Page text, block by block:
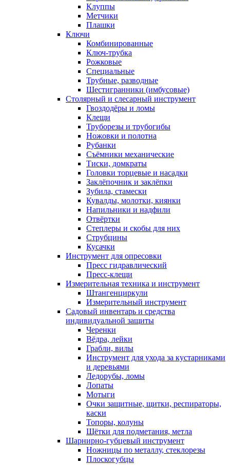
Клуппы
Метчики
Плашки
Ключи
Комбинированные
Ключ-трубка
Рожковые
Специальные
Трубные, разводные
Шестигранники (имбусовые)
Столярный и слесарный инструмент
Гвоздодёры и ломы
Клещи
Труборезы и трубогибы
Ножовки и полотна
Рубанки
Съёмники механические
Тиски, домкраты
Головки торцевые и насадки
Заклёпочник и заклёпки
Зубила, стамески
Кувалды, молотки, киянки
Напильники и надфили
Отвёртки
Степлеры и скобы для них
Струбцины
Кусачки
Инструмент для опресовки
Пресс гидравлический
Пресс-клещи
Измерительная техника и инструмент
Штангенциркули
Измерительный инструмент
Садовый инвентарь и средства
индивидуальной защиты
Черенки
Вёдра, лейки
Грабли, вилы
Инструмент для ухода за кустарниками
и деревьями
Ледорубы, ломы
Лопаты
Мотыги
Очки защитные, щитки, респираторы,
каски
Топоры, колуны
Щётки для подметания, метла
Шарнирно-губцевый инструмент
Ножницы по металлу, стеклорезы
Плоскогубцы